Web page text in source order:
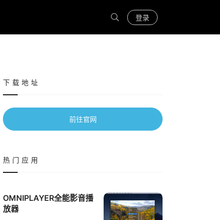
登录
下载地址
前往官网
热门应用
OMNIPLAYER全能影音播
放器